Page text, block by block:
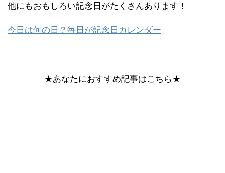
他にもおもしろい記念日がたくさんあります！
今日は何の日？毎日が記念日カレンダー
★あなたにおすすめ記事はこちら★